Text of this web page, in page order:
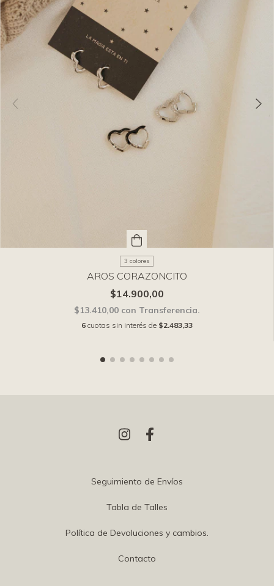
3 colores
AROS CORAZONCITO
$14.900,00
$13.410,00 con Transferencia.
6 cuotas sin interés de $2.483,33
Seguimiento de Envíos
Tabla de Talles
Política de Devoluciones y cambios.
Contacto